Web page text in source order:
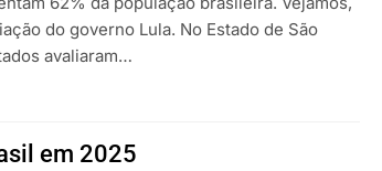
do governo Lula. No Estado de São
avaliaram…
em 2025